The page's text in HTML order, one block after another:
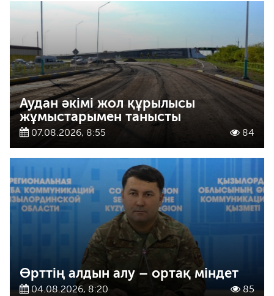
Аудан әкімі жол құрылысы
жұмыстарымен танысты
07.08.2026, 8:55 84
Өрттің алдын алу – ортақ міндет
04.08.2026, 8:20 85